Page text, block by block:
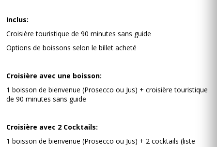
Inclus:
Croisière touristique de 90 minutes sans guide
Options de boissons selon le billet acheté
Croisière avec une boisson:
1 boisson de bienvenue (Prosecco ou Jus) + croisière touristique
de 90 minutes sans guide
Croisière avec 2 Cocktails:
1 boisson de bienvenue (Prosecco ou Jus) + 2 cocktails (liste